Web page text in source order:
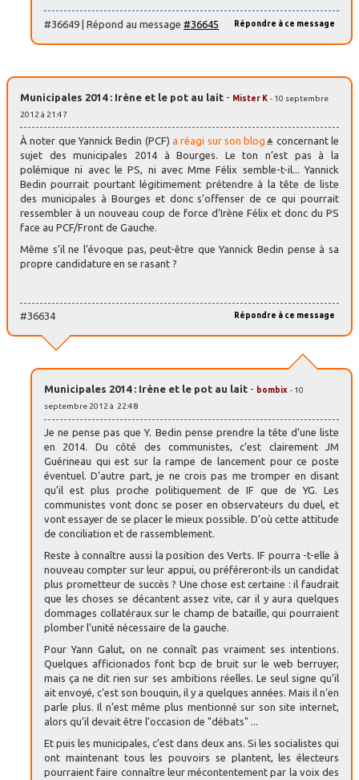
Répondre à ce message
#36649 | Répond au message #36645
Municipales 2014 : Irène et le pot au lait - Mister K - 10 septembre
2012 à 21:47
À noter que Yannick Bedin (PCF) a réagi sur son blog
concernant le
sujet des municipales 2014 à Bourges. Le ton n’est pas à la
polémique ni avec le PS, ni avec Mme Félix semble-t-il... Yannick
Bedin pourrait pourtant légitimement prétendre à la tête de liste
des municipales à Bourges et donc s’offenser de ce qui pourrait
ressembler à un nouveau coup de force d’Irène Félix et donc du PS
face au PCF/Front de Gauche.
Même s’il ne l’évoque pas, peut-être que Yannick Bedin pense à sa
propre candidature en se rasant ?
Répondre à ce message
#36634
Municipales 2014 : Irène et le pot au lait - bombix - 10
septembre 2012 à 22:48
Je ne pense pas que Y. Bedin pense prendre la tête d’une liste
en 2014. Du côté des communistes, c’est clairement JM
Guérineau qui est sur la rampe de lancement pour ce poste
éventuel. D’autre part, je ne crois pas me tromper en disant
qu’il est plus proche politiquement de IF que de YG. Les
communistes vont donc se poser en observateurs du duel, et
vont essayer de se placer le mieux possible. D’où cette attitude
de conciliation et de rassemblement.
Reste à connaître aussi la position des Verts. IF pourra -t-elle à
nouveau compter sur leur appui, ou préféreront-ils un candidat
plus prometteur de succès ? Une chose est certaine : il faudrait
que les choses se décantent assez vite, car il y aura quelques
dommages collatéraux sur le champ de bataille, qui pourraient
plomber l’unité nécessaire de la gauche.
Pour Yann Galut, on ne connaît pas vraiment ses intentions.
Quelques afficionados font bcp de bruit sur le web berruyer,
mais ça ne dit rien sur ses ambitions réelles. Le seul signe qu’il
ait envoyé, c’est son bouquin, il y a quelques années. Mais il n’en
parle plus. Il n’est même plus mentionné sur son site internet,
alors qu’il devait être l’occasion de "débats" ...
Et puis les municipales, c’est dans deux ans. Si les socialistes qui
ont maintenant tous les pouvoirs se plantent, les électeurs
pourraient faire connaître leur mécontentement par la voix des